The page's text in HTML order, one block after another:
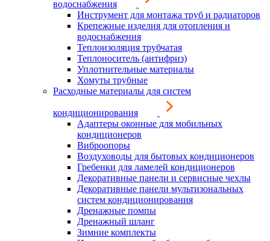
водоснабжения
Инструмент для монтажа труб и радиаторов
Крепежные изделия для отопления и
водоснабжения
Теплоизоляция трубчатая
Теплоноситель (антифриз)
Уплотнительные материалы
Хомуты трубные
Расходные материалы для систем
кондиционирования
Адаптеры оконные для мобильных
кондиционеров
Виброопоры
Воздуховоды для бытовых кондиционеров
Гребенки для ламелей кондиционеров
Декоративные панели и сервисные чехлы
Декоративные панели мультизональных
систем кондиционирования
Дренажные помпы
Дренажный шланг
Зимние комплекты